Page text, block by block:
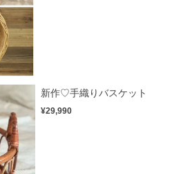
新作♡手織りバスケット
¥29,990